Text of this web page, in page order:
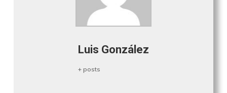
Luis González
+ posts